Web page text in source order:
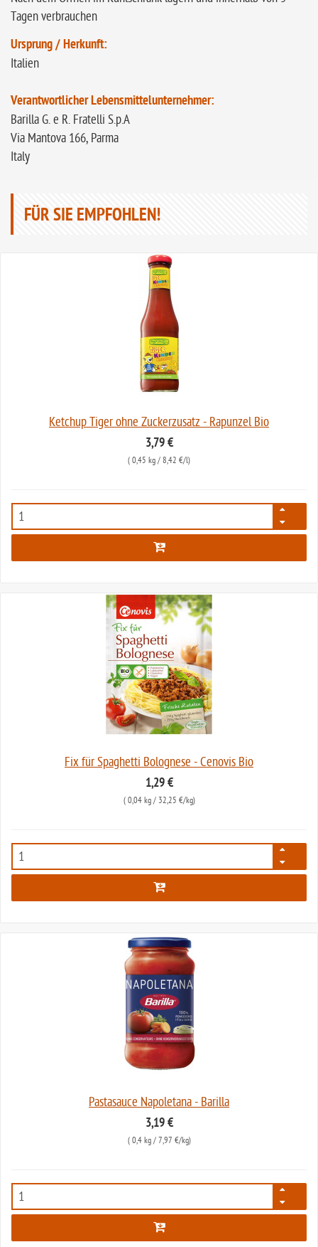
Tagen verbrauchen
Ursprung / Herkunft:
Italien
Verantwortlicher Lebensmittelunternehmer:
Barilla G. e R. Fratelli S.p.A
Via Mantova 166, Parma
Italy
FÜR SIE EMPFOHLEN!
Ketchup Tiger ohne Zuckerzusatz - Rapunzel Bio
3,79 €
( 0,45 kg / 8,42 €/l)
1021
Fix für Spaghetti Bolognese - Cenovis Bio
1,29 €
( 0,04 kg/ 32,25 €/kg)
2784
Pastasauce Napoletana - Barilla
3,19 €
( 0,4 kg/ 7,97 €/kg)
5249